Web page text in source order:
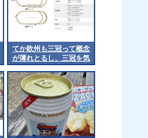
てか欧州も三冠って概念
が薄れとるし、三冠を気
にするのは日本くらいに
なるんやろか 他